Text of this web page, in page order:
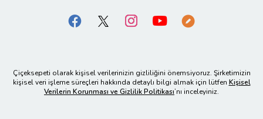
Çiçeksepeti olarak kişisel verilerinizin gizliliğini önemsiyoruz. Şirketimizin
kişisel veri işleme süreçleri hakkında detaylı bilgi almak için lütfen Kişisel
Verilerin Korunması ve Gizlilik Politikası’nı inceleyiniz.